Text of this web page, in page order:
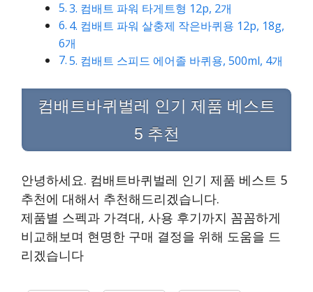
3. 컴배트 파워 타게트형 12p, 2개
4. 컴배트 파워 살충제 작은바퀴용 12p, 18g,
6개
5. 컴배트 스피드 에어졸 바퀴용, 500ml, 4개
컴배트바퀴벌레 인기 제품 베스트
5 추천
안녕하세요. 컴배트바퀴벌레 인기 제품 베스트 5
추천에 대해서 추천해드리겠습니다.
제품별 스펙과 가격대, 사용 후기까지 꼼꼼하게
비교해보며 현명한 구매 결정을 위해 도움을 드
리겠습니다